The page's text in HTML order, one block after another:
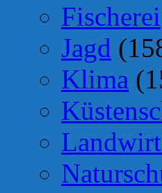
Fischerei
Jagd
Klima